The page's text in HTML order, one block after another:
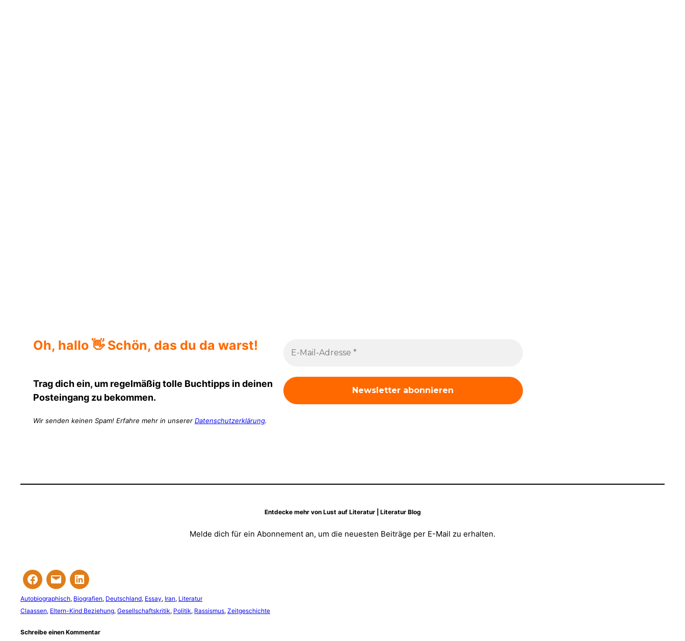
Oh, hallo 👋 Schön, das du da warst!
Trag dich ein, um regelmäßig tolle Buchtipps in deinen
Posteingang zu bekommen.
Wir senden keinen Spam! Erfahre mehr in unserer Datenschutzerklärung.
Entdecke mehr von Lust auf Literatur | Literatur Blog
Melde dich für ein Abonnement an, um die neuesten Beiträge per E-Mail zu erhalten.
Autobiographisch, Biografien, Deutschland, Essay, Iran, Literatur
Claassen, Eltern-Kind Beziehung, Gesellschaftskritik, Politik, Rassismus, Zeitgeschichte
Schreibe einen Kommentar